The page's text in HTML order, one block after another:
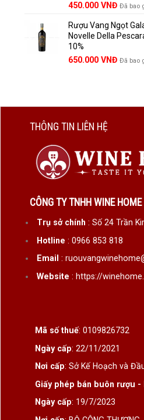
450.000 VNĐ Đã bao
Rượu Vang Ngọt
Novelle Della
10%
650.000 VNĐ Đã bao
THÔNG TIN LIÊN HỆ
CÔNG TY TNHH WINE
Trụ sở chính : Số 24 Trần
Hotline : 0966 853 818
Email :
Website : https://
Mã số thuế: 0109826732
Ngày cấp: 22/11/2021
Nơi cấp: Sở Kế Hoạch và
Giấy phép bán buôn rượu -
Ngày cấp: 19/7/2023